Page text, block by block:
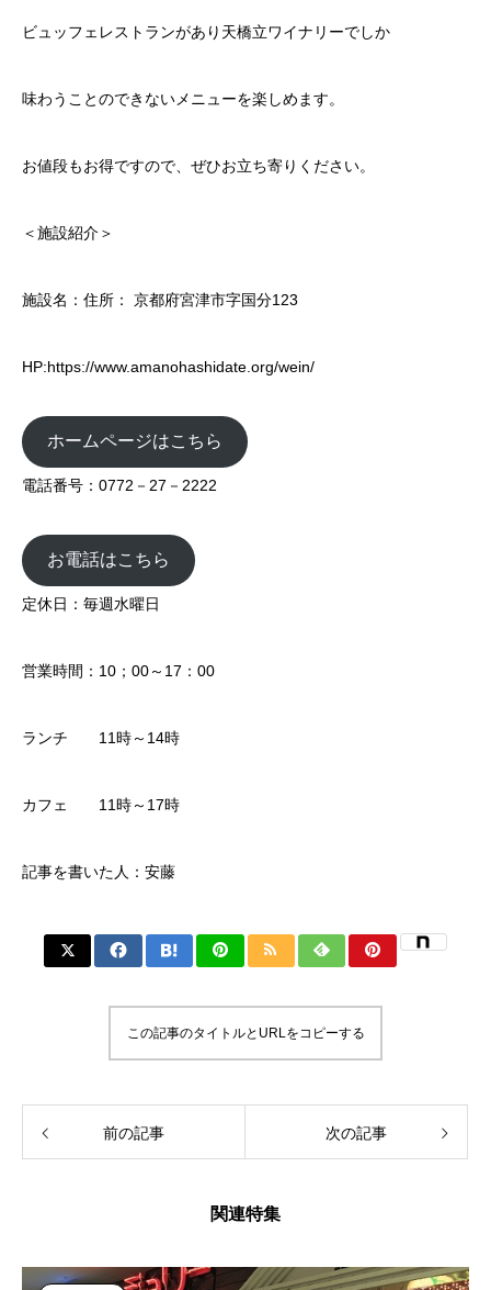
ビュッフェレストランがあり天橋立ワイナリーでしか
味わうことのできないメニューを楽しめます。
お値段もお得ですので、ぜひお立ち寄りください。
＜施設紹介＞
施設名：住所： 京都府宮津市字国分123
HP:https://www.amanohashidate.org/wein/
ホームページはこちら
電話番号：0772－27－2222
お電話はこちら
定休日：毎週水曜日
営業時間：10；00～17：00
ランチ 11時～14時
カフェ 11時～17時
記事を書いた人：安藤
この記事のタイトルとURLをコピーする
前の記事 次の記事
関連特集